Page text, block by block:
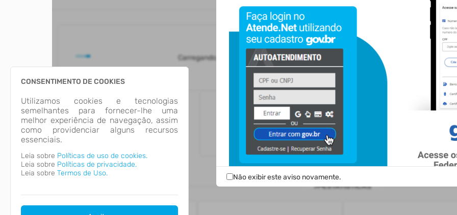
CONSENTIMENTO DE COOKIES
Utilizamos cookies e tecnologias
semelhantes para fornecer-lhe uma
melhor experiência de navegação, assim
como providenciar alguns recursos
essenciais.
Leia sobre Políticas de uso de cookies.
Leia sobre Políticas de privacidade.
Leia sobre Termos de Uso. Não exibir este aviso novamente.
ACESSO RÁPIDO
Carregando...
Carregando...
ESTATÍSTICAS